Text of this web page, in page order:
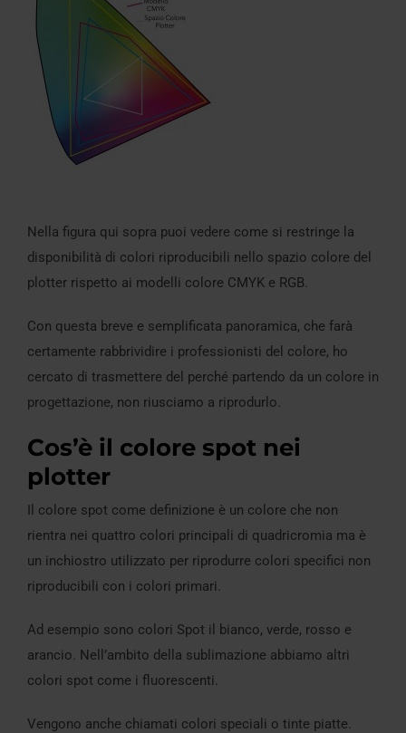
Nella figura qui sopra puoi vedere come si restringe la
disponibilità di colori riproducibili nello spazio colore del
plotter rispetto ai modelli colore CMYK e RGB.
Con questa breve e semplificata panoramica, che farà
certamente rabbrividire i professionisti del colore, ho
cercato di trasmettere del perché partendo da un colore in
progettazione, non riusciamo a riprodurlo.
Cos’è il colore spot nei
plotter
Il colore spot come definizione è un colore che non
rientra nei quattro colori principali di quadricromia ma è
un inchiostro utilizzato per riprodurre colori specifici non
riproducibili con i colori primari.
Ad esempio sono colori Spot il bianco, verde, rosso e
arancio. Nell’ambito della sublimazione abbiamo altri
colori spot come i fluorescenti.
Vengono anche chiamati colori speciali o tinte piatte.